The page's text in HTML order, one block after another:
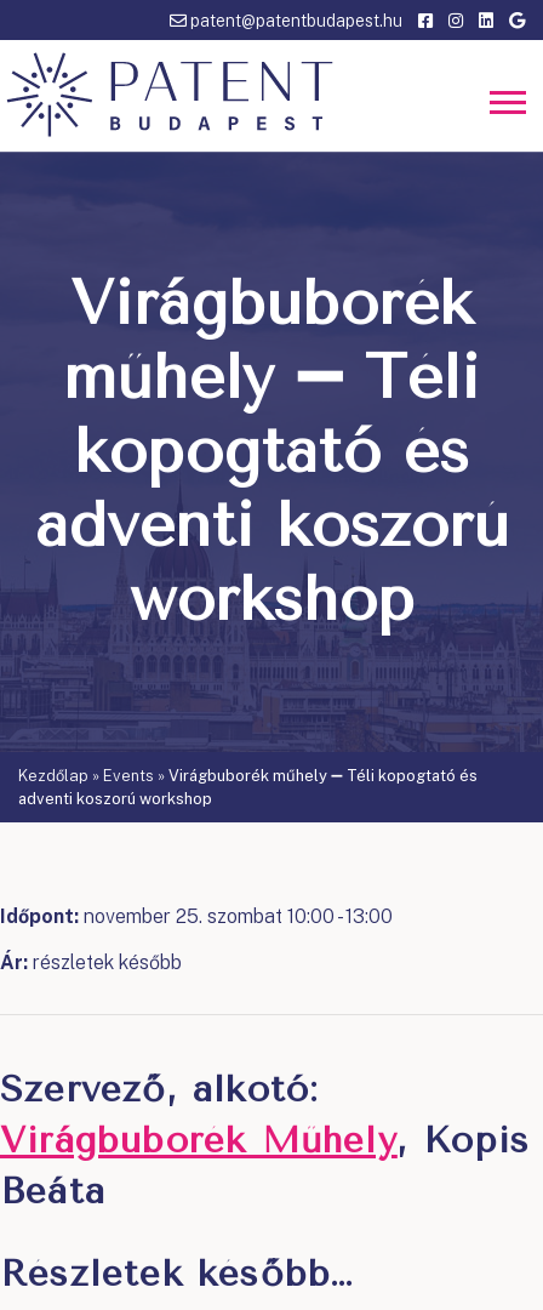
patent@patentbudapest.hu
Virágbuborék
műhely ➖ Téli
kopogtató és
adventi koszorú
workshop
Kezdőlap » Events » Virágbuborék műhely ➖ Téli kopogtató és
adventi koszorú workshop
Időpont: november 25. szombat 10:00 - 13:00
Ár: részletek később
Szervező, alkotó:
Virágbuborék Műhely, Kopis
Beáta
Részletek később…